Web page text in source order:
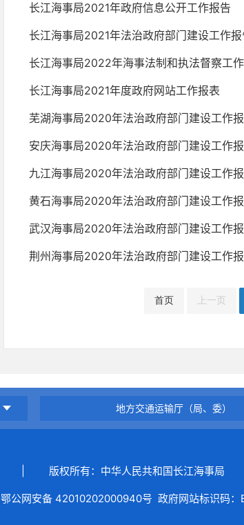
长江海事局2021年政府信息公开工作报告
长江海事局2021年法治政府部门建设工作报
长江海事局2022年海事法制和执法督察工
长江海事局2021年度政府网站工作报表
芜湖海事局2020年法治政府部门建设工作
安庆海事局2020年法治政府部门建设工作
九江海事局2020年法治政府部门建设工作
黄石海事局2020年法治政府部门建设工作
武汉海事局2020年法治政府部门建设工作
荆州海事局2020年法治政府部门建设工作
首页 上一页
地方交通运输厅（局、委）
版权所有：中华人民共和国长江海事局
鄂公网安备 42010202000940号 政府网站标识码：